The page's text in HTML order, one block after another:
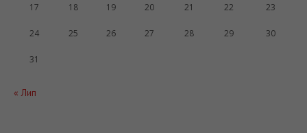
« Лип
17 18 19 20 21 22 23
24 25 26 27 28 29 30
31